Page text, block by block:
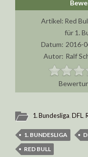
Artikel: Red
für 1.
Datum: 2016-
Autor: Ralf
1. Bundesliga,DFL,
1. BUNDESLIGA
RED BULL